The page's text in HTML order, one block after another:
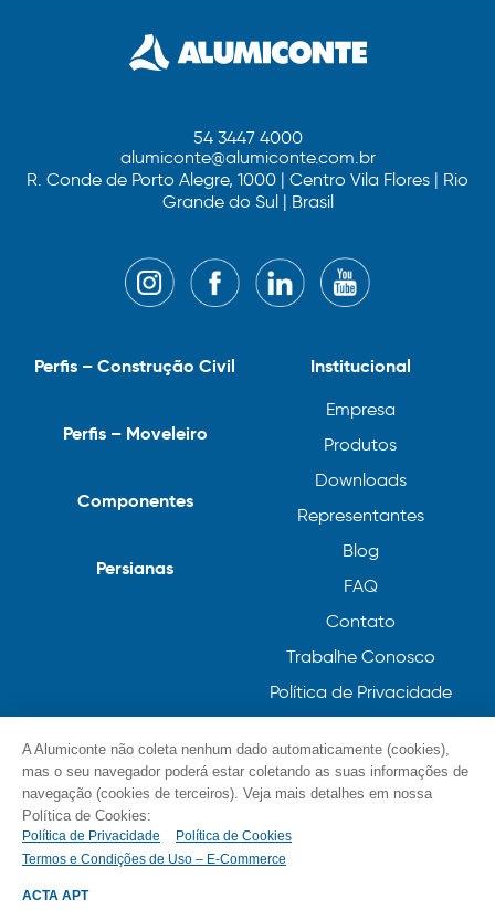
54 3447 4000
alumiconte@alumiconte.com.br
R. Conde de Porto Alegre, 1000 | Centro Vila Flores | Rio
Grande do Sul | Brasil
Institucional
Empresa
Produtos
Downloads
Representantes
Blog
FAQ
Contato
Trabalhe Conosco
Política de Privacidade
Perfis – Construção Civil
Perfis – Moveleiro
Componentes
Persianas
© Alumiconte, Grande como as minhas ideias /
A Alumiconte não coleta nenhum dado automaticamente (cookies),
mas o seu navegador poderá estar coletando as suas informações de
navegação (cookies de terceiros). Veja mais detalhes em nossa
Política de Cookies:
Política de Privacidade
Política de Cookies
Termos e Condições de Uso – E-Commerce
ACTA APT